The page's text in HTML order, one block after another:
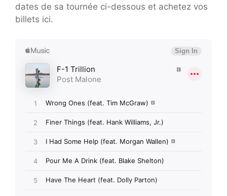
dates de sa tournée ci-dessous et achetez vos
billets ici.